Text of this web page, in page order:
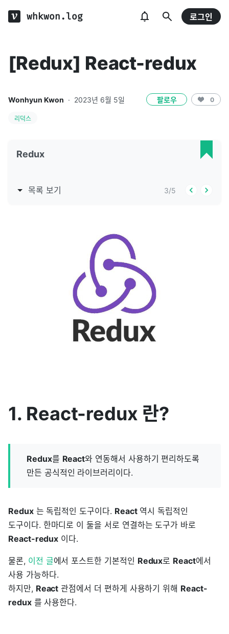
whkwon.log 로그인
[Redux] React-redux
Wonhyun Kwon · 2023년 6월 5일 팔로우 0
리덕스
Redux
목록 보기 3/5
1. React-redux 란?
Redux를 React와 연동해서 사용하기 편리하도록
만든 공식적인 라이브러리이다.
Redux는 독립적인 도구이다. React역시 독립적인
도구이다. 한마디로 이 둘을 서로 연결하는 도구가 바로
React-redux 이다.
물론, 이전 글에서 포스트한 기본적인 Redux로 React에서
사용 가능하다.
하지만, React 관점에서 더 편하게 사용하기 위해 React-
redux를 사용한다.